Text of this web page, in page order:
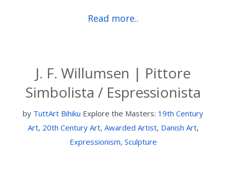
Read more..
J. F. Willumsen | Pittore
Simbolista / Espressionista
by TuttArt Bihiku Explore the Masters: 19th Century
Art, 20th Century Art, Awarded Artist, Danish Art,
Expressionism, Sculpture